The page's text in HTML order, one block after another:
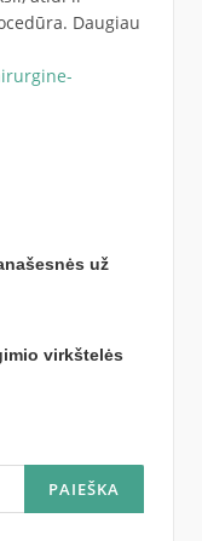
Daugiau
už
virkštelės